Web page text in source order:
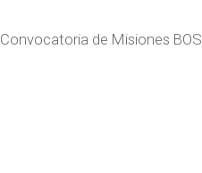
Convocatoria de Misiones BOS